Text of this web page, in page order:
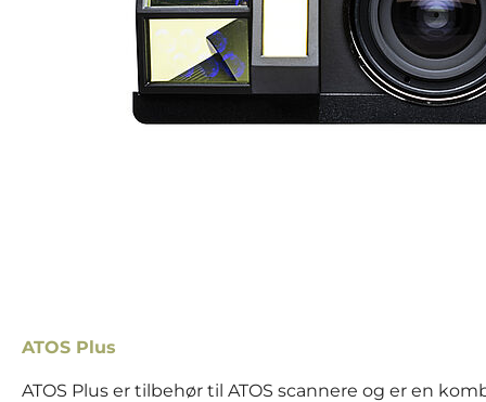
ATOS Plus
ATOS Plus er tilbehør til ATOS scannere og er en